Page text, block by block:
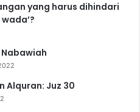
a
r
a
g
a
m
o
s
yang harus dihindari
Nabawiah
Alquran: Juz 30